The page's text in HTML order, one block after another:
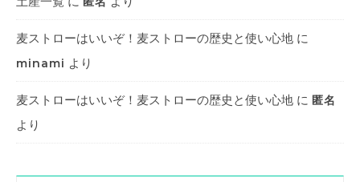
麦ストローはいいぞ！麦ストローの歴史と使い心地 に
minami より
麦ストローはいいぞ！麦ストローの歴史と使い心地 に 匿名
より